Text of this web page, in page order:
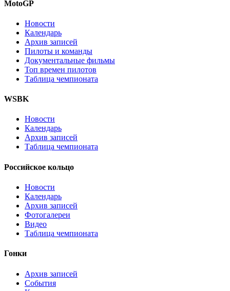
MotoGP
Новости
Календарь
Архив записей
Пилоты и команды
Документальные фильмы
Топ времен пилотов
Таблица чемпионата
WSBK
Новости
Календарь
Архив записей
Таблица чемпионата
Российское кольцо
Новости
Календарь
Архив записей
Фотогалереи
Видео
Таблица чемпионата
Гонки
Архив записей
События